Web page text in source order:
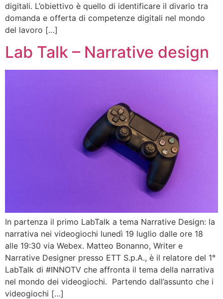
digitali. L’obiettivo è quello di identificare il divario tra
domanda e offerta di competenze digitali nel mondo
del lavoro […]
Lab Talk – Narrative design
In partenza il primo LabTalk a tema Narrative Design: la
narrativa nei videogiochi lunedì 19 luglio dalle ore 18
alle 19:30 via Webex. Matteo Bonanno, Writer e
Narrative Designer presso ETT S.p.A., è il relatore del 1°
LabTalk di #INNOTV che affronta il tema della narrativa
nel mondo dei videogiochi. Partendo dall’assunto che i
videogiochi […]